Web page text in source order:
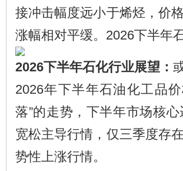
接冲击幅度远小于烯烃，价
涨幅相对平缓。2026下半年
2026下半年石化行业展望：
2026年下半年石油化工品
落”的走势，下半年市场核
宽松主导行情，仅三季度存
势性上涨行情。